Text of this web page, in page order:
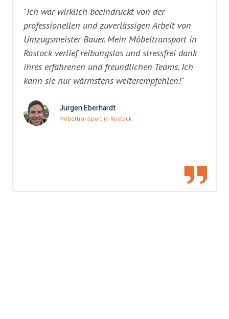
"Ich war wirklich beeindruckt von der
professionellen und zuverlässigen Arbeit von
Umzugsmeister Bauer. Mein Möbeltransport in
Rostock verlief reibungslos und stressfrei dank
ihres erfahrenen und freundlichen Teams. Ich
kann sie nur wärmstens weiterempfehlen!"
Jürgen Eberhardt
Möbeltransport in Rostock